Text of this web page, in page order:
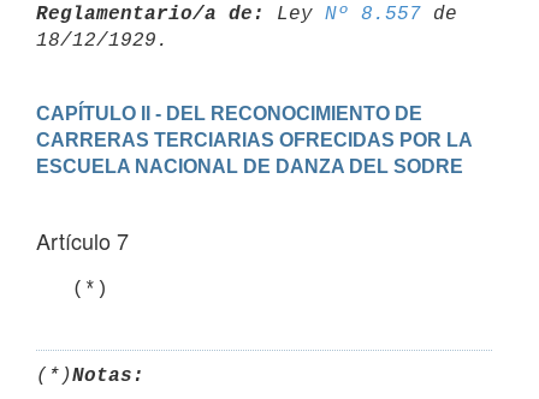
Reglamentario/a de:
Ley Nº 8.557 de
CAPÍTULO II - DEL RECONOCIMIENTO DE
CARRERAS TERCIARIAS OFRECIDAS POR LA
Artículo 7
   (*)
(*)Notas: